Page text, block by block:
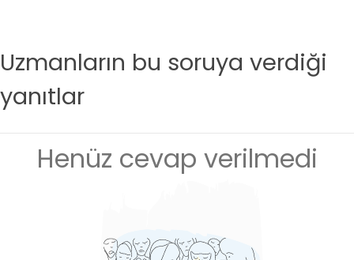
Uzmanların bu soruya verdiği
yanıtlar
Henüz cevap verilmedi